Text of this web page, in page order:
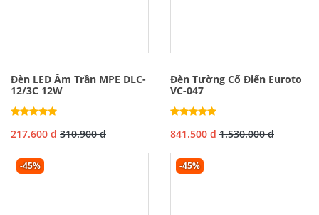
Đèn LED Âm Trần MPE DLC-
12/3C 12W
217.600 đ 310.900 đ
Đèn Tường Cổ Điển Euroto
VC-047
841.500 đ 1.530.000 đ
-45% -45%